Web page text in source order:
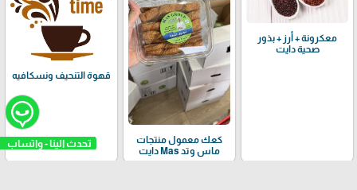
معكرونة + أرز + بذور
صحية دايت
كعك معمول منتجات
ماس وتد Mas دايت
قهوة التنحيف ونسكافيه